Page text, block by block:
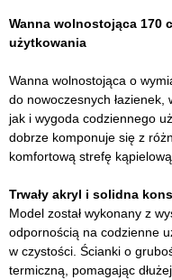
Wanna wolnostojąca 170
użytkowania
Wanna wolnostojąca o
do nowoczesnych łazienek,
jak i wygoda codziennego
dobrze komponuje się z
komfortową strefę kąpielową.
Trwały akryl i solidna
Model został wykonany z
odpornością na codzienne
w czystości. Ścianki o
termiczną, pomagając